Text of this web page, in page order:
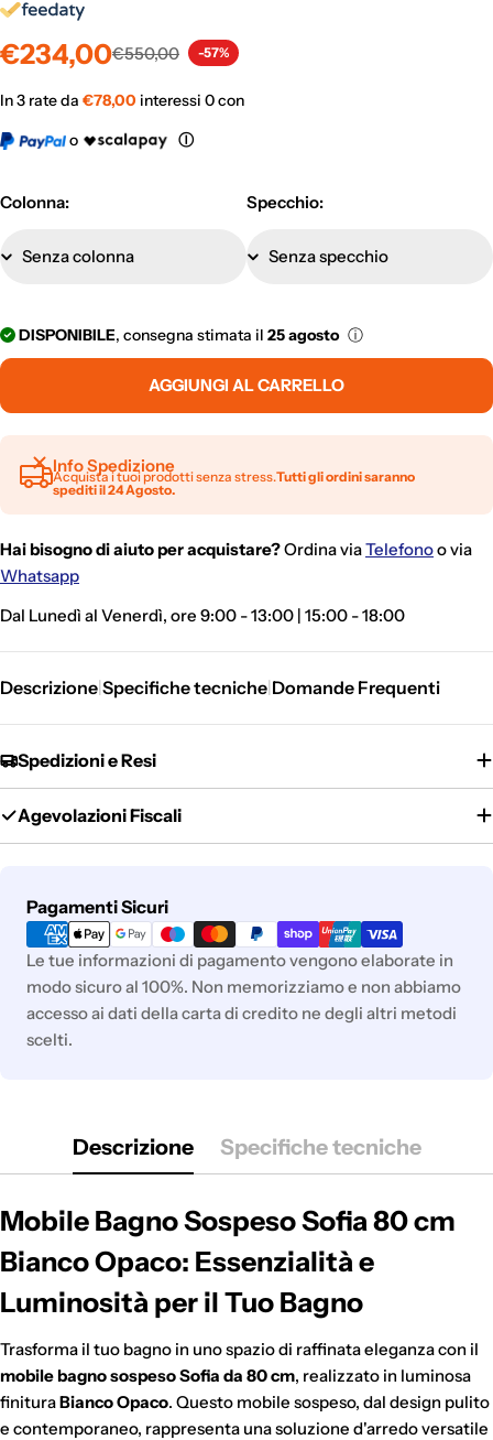
Prezzo
vendita
€234,00
Prezzo
normale
€550,00 -57%
In 3 rate da €78,00 interessi 0 con
o
Ⓘ
Colonna: Specchio:
DISPONIBILE, consegna stimata il 25 agosto ⓘ
AGGIUNGI AL CARRELLO
Info Spedizione
Acquista i tuoi prodotti senza stress.Tutti gli ordini saranno
spediti il 24 Agosto.
Hai bisogno di aiuto per acquistare?Ordina viaTelefonoo via
Whatsapp
Dal Lunedì al Venerdì, ore 9:00 - 13:00 | 15:00 - 18:00
Descrizione|Specifiche tecniche|Domande Frequenti
Spedizioni e Resi
Agevolazioni Fiscali
Pagamenti Sicuri
Metodi
di
pagamento
Le tue informazioni di pagamento vengono elaborate in
modo sicuro al 100%. Non memorizziamo e non abbiamo
accesso ai dati della carta di credito ne degli altri metodi
scelti.
Descrizione Specifiche tecniche
Mobile Bagno Sospeso Sofia 80 cm
Bianco Opaco: Essenzialità e
Luminosità per il Tuo Bagno
Trasforma il tuo bagno in uno spazio di raffinata eleganza con il
mobile bagno sospeso Sofia da 80 cm, realizzato in luminosa
finituraBianco Opaco. Questo mobile sospeso, dal design pulito
e contemporaneo, rappresenta una soluzione d'arredo versatile